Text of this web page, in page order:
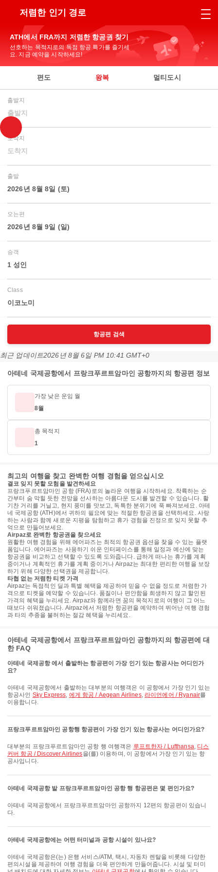
저렴한 인기 경로
ATH에서 FRA까지 저렴한 항공권 찾기
선호하는 목적지로의 독점 항공 특가를 즐기세
요. 지금 예약을 시작하세요!
편도 왕복 멀티도시
출발지
출발지
도착지
도착지
출발
2026년 8월 8일 (토)
오는편
2026년 8월 9일 (일)
승객
1 성인
Class
이코노미
항공편 검색
최근 업데이트2026년 8월 6일 PM 10:41 GMT+0
아테네 국제공항에서 프랑크푸르트암마인 공항까지의 항공편 정보
가장 낮은 운임 월
8월
총 목적지
1
최고의 여행을 찾고 완벽한 여행 경험을 얻으십시오
결코 잊지 못할 모험을 발견하세요
프랑크푸르트암마인 공항 (FRA)로의 놀라운 여행을 시작하세요. 착륙하는 순
간부터 숨 막힐 듯한 전망을 선사하는 아름다운 도시를 발견할 수 있습니다. 활
기찬 거리를 거닐고, 현지 풍미를 맛보고, 독특한 분위기에 푹 빠져보세요. 아테
네 국제공항 (ATH)에서 귀하의 필요에 맞는 적절한 항공권을 선택하세요. 사랑
하는 사람과 함께 새로운 지평을 탐험하고 휴가 경험을 진정으로 잊지 못할 추
억으로 만들어보세요.
Airpaz로 완벽한 항공권을 찾으세요
원활한 여행 경험을 위해 에어파즈는 최적의 항공권 옵션을 찾을 수 있는 플랫
폼입니다. 에어파즈는 사용하기 쉬운 인터페이스를 통해 일정과 예산에 맞는
항공권을 비교하고 선택할 수 있도록 도와줍니다. 급하게 떠나는 휴가를 계획
중이거나 계획적인 휴가를 계획 중이거나 Airpaz는 최대한 편리한 여행을 보장
하기 위해 다양한 선택권을 제공합니다.
타협 없는 저렴한 티켓 가격
Airpaz는 독점적인 딜과 특별 혜택을 제공하여 믿을 수 없을 정도로 저렴한 가
격으로 티켓을 예약할 수 있습니다. 품질이나 편안함을 희생하지 않고 할인된
가격의 혜택을 누리세요. Airpaz와 함께라면 꿈의 목적지로의 여행이 그 어느
때보다 쉬워졌습니다. Airpaz에서 저렴한 항공편을 예약하여 뛰어난 여행 경험
과 타의 추종을 불허하는 절감 혜택을 누리세요.
아테네 국제공항에서 프랑크푸르트암마인 공항까지의 항공편에 대
한 FAQ
아테네 국제공항 에서 출발하는 항공편이 가장 인기 있는 항공사는 어디인가
요?
아테네 국제공항에서 출발하는 대부분의 여행객은 이 공항에서 가장 인기 있는
항공사인 Sky Express, 에게 항공 / Aegean Airlines, 라이언에어 / Ryanair를
이용합니다.
프랑크푸르트암마인 공항행 항공편이 가장 인기 있는 항공사는 어디인가요?
대부분의 프랑크푸르트암마인 공항 행 여행객은 루프트한자 / Lufthansa, 디스
커버 항공 / Discover Airlines을(를) 이용하며, 이 공항에서 가장 인기 있는 항
공사입니다.
아테네 국제공항 발 프랑크푸르트암마인 공항 행 항공편은 몇 편인가요?
아테네 국제공항에서 프랑크푸르트암마인 공항까지 12편의 항공편이 있습니
다.
아테네 국제공항에는 어떤 터미널과 공항 시설이 있나요?
아테네 국제공항은(는) 은행 서비스/ATM, 택시, 자동차 렌탈을 비롯해 다양한
편의시설을 제공하여 여행 경험을 더욱 편안하게 만들어줍니다. 시설 및 터미